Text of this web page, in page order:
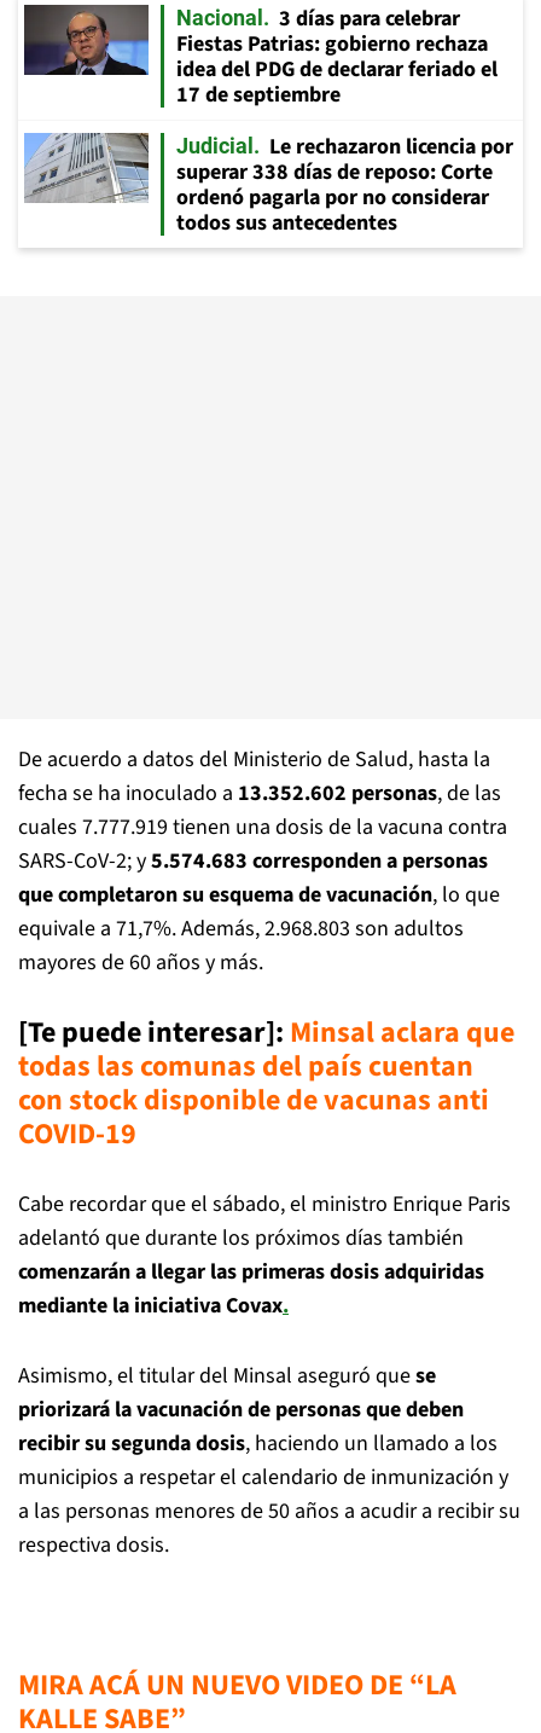
Nacional
3 días para celebrar
Fiestas Patrias: gobierno rechaza
idea del PDG de declarar feriado el
17 de septiembre
Judicial
Le rechazaron licencia por
superar 338 días de reposo: Corte
ordenó pagarla por no considerar
todos sus antecedentes
De acuerdo a datos del Ministerio de Salud, hasta la
fecha se ha inoculado a 13.352.602 personas, de las
cuales 7.777.919 tienen una dosis de la vacuna contra
SARS-CoV-2; y5.574.683 corresponden a personas
que completaron su esquema de vacunación, lo que
equivale a 71,7%. Además, 2.968.803 son adultos
mayores de 60 años y más.
[Te puede interesar]: Minsal aclara que
todas las comunas del país cuentan
con stock disponible de vacunas anti
COVID-19
Cabe recordar que el sábado, el ministro Enrique Paris
adelantó que durante los próximos días también
comenzarán a llegar las primeras dosis adquiridas
mediante la iniciativaCovax.
Asimismo, el titular del Minsal aseguró quese
priorizará la vacunación de personas que deben
recibir su segunda dosis, haciendo un llamado a los
municipios a respetar el calendario de inmunización y
a las personas menores de 50 años a acudir a recibir su
respectiva dosis.
MIRA ACÁ UN NUEVO VIDEO DE “LA
KALLE SABE”